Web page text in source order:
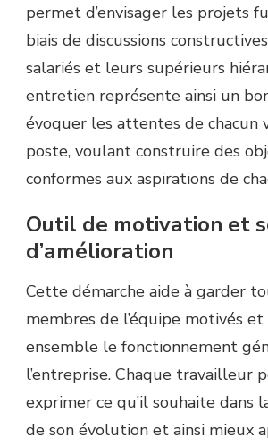
permet d’envisager les projets
biais de discussions
salariés et leurs supérieurs
entretien représente ainsi un
évoquer les attentes de chacun
poste, voulant construire des
conformes aux aspirations de
Outil de motivation et
d’amélioration
Cette démarche aide à garder
membres de l’équipe motivés
ensemble le fonctionnement
l’entreprise. Chaque travailleur
exprimer ce qu’il souhaite dans
de son évolution et ainsi mieux